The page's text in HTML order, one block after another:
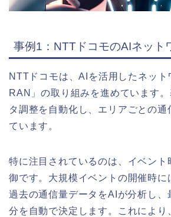
事例1：NTTドコモのAIネット
NTTドコモは、AIを活用したネッ
RAN」の取り組みを進めています
タ調整を自動化し、エリアごとの通
ています。
特に注目されているのは、イベント
御です。大規模イベントの開催時に
過去の通信量データをAIが分析し、
分を自動で決定します。これにより